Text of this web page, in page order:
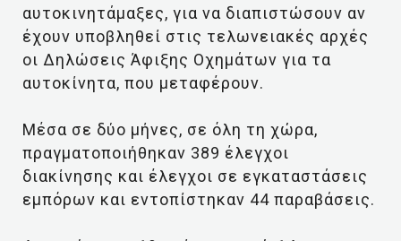
αυτοκινητάμαξες, για να διαπιστώσουν αν
έχουν υποβληθεί στις τελωνειακές αρχές
οι Δηλώσεις Άφιξης Οχημάτων για τα
αυτοκίνητα, που μεταφέρουν.
Μέσα σε δύο μήνες, σε όλη τη χώρα,
πραγματοποιήθηκαν 389 έλεγχοι
διακίνησης και έλεγχοι σε εγκαταστάσεις
εμπόρων και εντοπίστηκαν 44 παραβάσεις.